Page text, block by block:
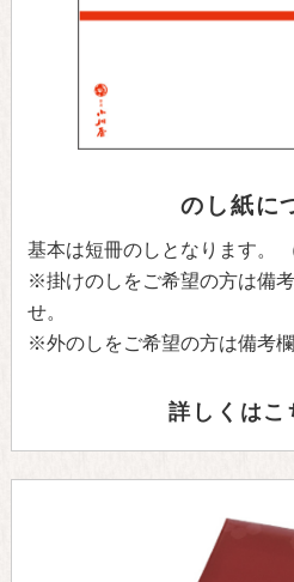
のし紙に
基本は短冊のしとなります。
※掛けのしをご希望の方は備
せ。
※外のしをご希望の方は備考
詳しくはこ